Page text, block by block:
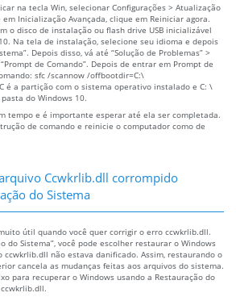
na tecla Win, selecionar Configurações > Atualização
em Inicialização Avançada, clique em Reiniciar agora.
o disco de instalação ou flash drive USB inicializável
Na tela de instalação, selecione seu idioma e depois
Depois disso, vá até “Solução de Problemas” >
de Comando”. Depois de entrar em Prompt de
sfc /scannow /offbootdir=C:\
é a partição com o sistema operativo instalado e C: \
do Windows 10.
tempo e é importante esperar até ela ser completada.
de comando e reinicie o computador como de
Ccwkrlib.dll corrompido
do Sistema
útil quando você quer corrigir o erro ccwkrlib.dll.
do Sistema”, você pode escolher restaurar o Windows
não estava danificado. Assim, restaurando o
cancela as mudanças feitas aos arquivos do sistema.
para recuperar o Windows usando a Restauração do